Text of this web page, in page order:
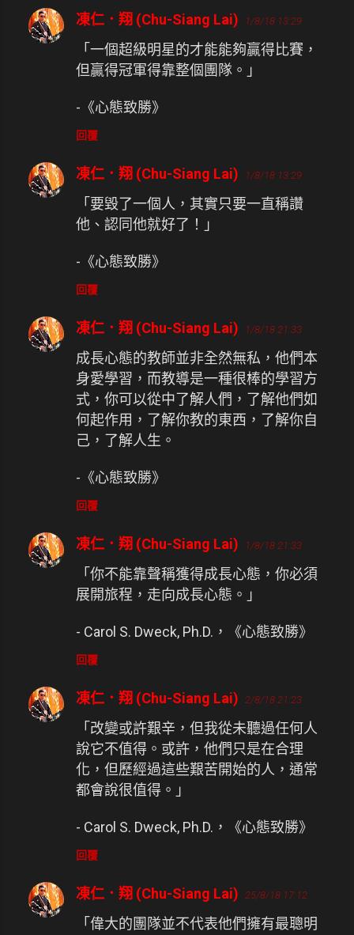
凍仁．翔 (Chu-Siang Lai) 1/8/18 13:29
「一個超級明星的才能能夠贏得比賽，
但贏得冠軍得靠整個團隊。」
-《心態致勝》
回覆
凍仁．翔 (Chu-Siang Lai) 1/8/18 13:29
「要毀了一個人，其實只要一直稱讚
他、認同他就好了！」
-《心態致勝》
回覆
凍仁．翔 (Chu-Siang Lai) 1/8/18 21:33
成長心態的教師並非全然無私，他們本
身愛學習，而教導是一種很棒的學習方
式，你可以從中了解人們，了解他們如
何起作用，了解你教的東西，了解你自
己，了解人生。
-《心態致勝》
回覆
凍仁．翔 (Chu-Siang Lai) 1/8/18 21:33
「你不能靠聲稱獲得成長心態，你必須
展開旅程，走向成長心態。」
- Carol S. Dweck, Ph.D.，《心態致勝》
回覆
凍仁．翔 (Chu-Siang Lai) 2/8/18 21:23
「改變或許艱辛，但我從未聽過任何人
說它不值得。或許，他們只是在合理
化，但歷經過這些艱苦開始的人，通常
都會說很值得。」
- Carol S. Dweck, Ph.D.，《心態致勝》
回覆
凍仁．翔 (Chu-Siang Lai) 25/8/18 17:12
「偉大的團隊並不代表他們擁有最聰明